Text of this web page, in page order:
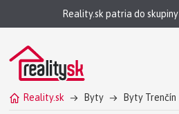
Reality.sk patria do skupiny
Reality.sk Byty Byty Trenčín